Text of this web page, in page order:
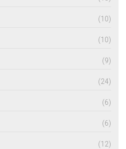
(10)
(10)
(9)
(24)
(6)
(6)
(12)